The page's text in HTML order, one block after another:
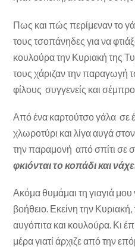
Πως και πώς περίμεναν το
τους τσοπάνηδες για να
κουλούρα την Κυριακή της
τους χάριζαν την παραγωγή
φίλους συγγενείς και
Από ένα καρτούτσο γάλα σε
χλωροτύρι και λίγα αυγά
την παραμονή από σπίτι σε
φκιόνται το κοπάδι και
Ακόμα θυμάμαι τη γιαγιά μου
βοήθειο. Εκείνη την Κυριακή,
αυγόπιτα και κουλούρα. Κι
μέρα γιατί άρχιζε από την